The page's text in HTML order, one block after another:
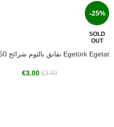
-25%
SOLD
OUT
Egetürk Egetat نقانق بالثوم شرائح 250 غرام
€3.99
€3.00